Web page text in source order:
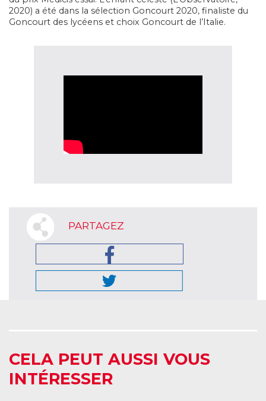
2020) a été dans la sélection Goncourt 2020, finaliste du
Goncourt des lycéens et choix Goncourt de l’Italie.
PARTAGEZ
CELA PEUT AUSSI VOUS
INTÉRESSER